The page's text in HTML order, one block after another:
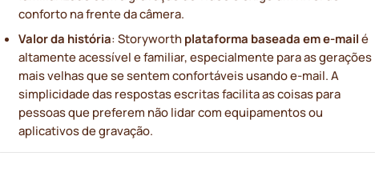
conforto na frente da câmera.
Valor da história: Storyworth plataforma baseada em e-mail é
altamente acessível e familiar, especialmente para as gerações
mais velhas que se sentem confortáveis usando e-mail. A
simplicidade das respostas escritas facilita as coisas para
pessoas que preferem não lidar com equipamentos ou
aplicativos de gravação.